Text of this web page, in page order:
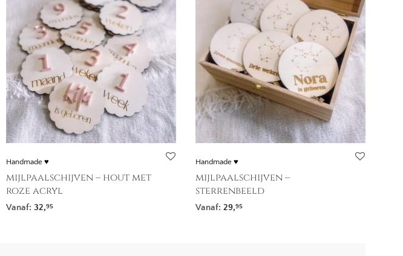
Handmade ♥
mijlpaalschijven – hout met
roze acryl
Vanaf: 32,95
Handmade ♥
mijlpaalschijven –
sterrenbeeld
Vanaf: 29,95